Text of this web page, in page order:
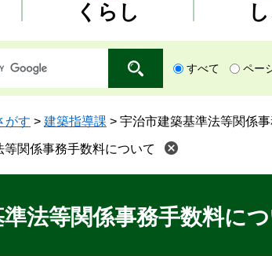
くらし
すべて ペー
がす > 建築指導課 > 宇治市建築基準法等関係
関係事務手数料について
法等関係事務手数料に